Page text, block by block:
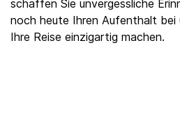
schaffen Sie unvergessliche
noch heute Ihren Aufenthalt bei
Ihre Reise einzigartig machen.